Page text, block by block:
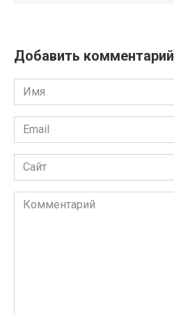
Добавить комментарий
Имя
Email
Сайт
Комментарий